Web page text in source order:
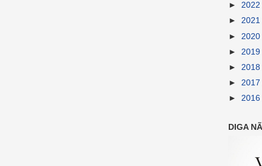
► 2022
► 2021
► 2020
► 2019
► 2018
► 2017
► 2016
DIGA